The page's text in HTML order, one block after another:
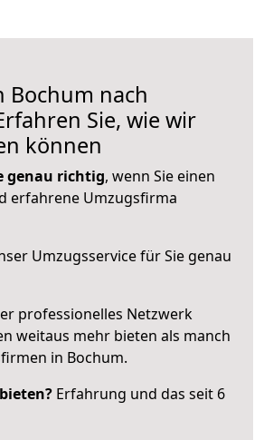
Bochum nach
Sie, wie wir
können
genau richtig, wenn Sie einen
erfahrene Umzugsfirma
Umzugsservice für Sie genau
professionelles Netzwerk
weitaus mehr bieten als manch
in Bochum.
Erfahrung und das seit 6